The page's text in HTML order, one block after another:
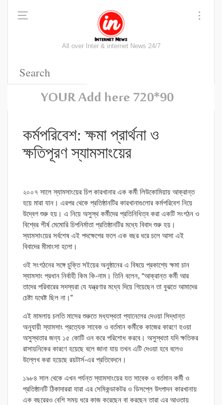
All over Inter & internet News 24/7
কর্মপরিবেশ: ক্ষমা প্রার্থনা ও
ক্ষতিপূরণ স্যামসাংয়ের
২০০৭ সালে স্যামসাংয়ের চিপ কারখানার এক কর্মী লিউকোমিয়ায় আক্রান্ত
হয়ে মারা যান। এরপর থেকে প্রতিষ্ঠানটির কারখানাগুলোর কর্মপরিবেশ নিয়ে
উদ্বেগ শুরু হয়। এ নিয়ে অসুস্থ কর্মীদের প্রতিনিধিত্ব করা একটি সংগঠন ও
বিশ্বের শীর্ষ মেমোরি চিপনির্মাতা প্রতিষ্ঠানটির মধ্যে বিবাদ শুরু হয়।
স্যামসাংয়ের সর্বশেষ এই পদক্ষেপের ফলে এক বছর ধরে চলে আসা এই
বিবাদের মীমাংসা হলো।
ওই সংগঠনের সঙ্গে চুক্তি সইয়ের অনুষ্ঠানের এ বিষয়ে প্রকাশ্যে ক্ষমা চান
স্যামসাং প্রধান নির্বাহী কিম কি-নাম। তিনি বলেন, “আক্রান্ত কর্মী আর
তাদের পরিবারের সদস্যরা যে যন্ত্রণার মধ্যে দিয়ে গিয়েছেন তা বুঝতে আমাদের
চেষ্টা যথেষ্ট ছিল না।”
এই মামলায় চলতি মাসের শুরুতে মধ্যস্থতা প্যানেলের দেওয়া সিদ্ধান্ত
অনুযায়ী স্যামসাং প্রত্যেক সাবেক ও বর্তমান কর্মীকে কাজের কারণে হওয়া
অসুস্থতার জন্য ১৫ কোটি ওন করে পরিশোধ করবে। অসুস্থতা যদি ক্ষতিকর
রাসায়নিকের কারণে হয়েছে বলে জানা যায় তখন এটি দেওয়া হবে বলেও
উল্লেখ করা হয়েছে রয়টার্স-এর প্রতিবেদনে।
১৯৮৪ সাল থেকে এখন পর্যন্ত স্যামসাংয়ের যত সাবেক ও বর্তমান কর্মী ও
প্রতিষ্ঠানটি ঠিকাদাররা যারা এর সেমিকন্ডাকটর ও ডিসপ্লে উৎপাদন কারখানায়
এক বছরেরও বেশি সময় ধরে কাজ করেছেন বা করছেন তারা এর আওতায়